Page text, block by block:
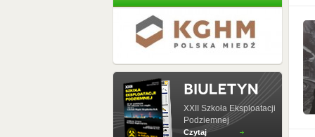
XXII Szkoła Eksploatacji
Podziemnej
Czytaj